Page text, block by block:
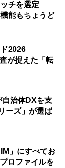
チを選定
能もちょうど
ド2026 ―
が捉えた「転
治体DXを支
ーズ」が選ば
」にすべてお
ロファイルを